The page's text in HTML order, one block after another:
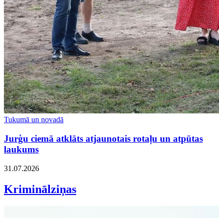
Tukumā un novadā
Jurģu ciemā atklāts atjaunotais rotaļu un atpūtas
laukums
31.07.2026
Kriminālziņas